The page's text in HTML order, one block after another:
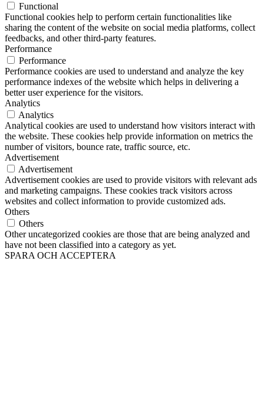
Functional
Functional cookies help to perform certain functionalities like
sharing the content of the website on social media platforms, collect
feedbacks, and other third-party features.
Performance
Performance
Performance cookies are used to understand and analyze the key
performance indexes of the website which helps in delivering a
better user experience for the visitors.
Analytics
Analytics
Analytical cookies are used to understand how visitors interact with
the website. These cookies help provide information on metrics the
number of visitors, bounce rate, traffic source, etc.
Advertisement
Advertisement
Advertisement cookies are used to provide visitors with relevant ads
and marketing campaigns. These cookies track visitors across
websites and collect information to provide customized ads.
Others
Others
Other uncategorized cookies are those that are being analyzed and
have not been classified into a category as yet.
SPARA OCH ACCEPTERA